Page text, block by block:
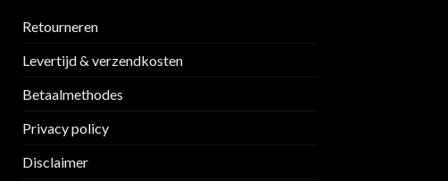
Retourneren
Levertijd & verzendkosten
Betaalmethodes
Privacy policy
Disclaimer